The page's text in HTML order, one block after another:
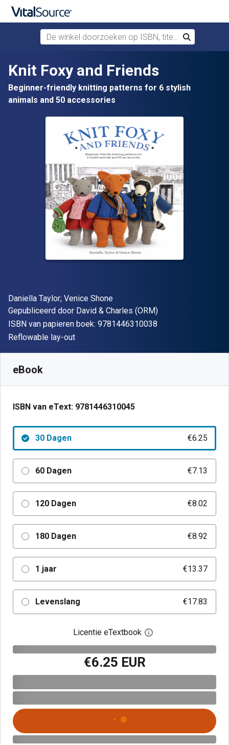
Verdergaan naar belangrijkste inhoud
De winkel doorzoeken op ISBN, titel of auteur
Zoek
Knit Foxy and Friends
Beginner-friendly knitting patterns for 6 stylish
animals and 50 accessories
Auteur(s)
Daniella Taylor; Venice Shone
Uitgever
Gepubliceerd door David & Charles (ORM)
ISBN van papieren boek: 9781446310038
Indeling
Reflowable lay-out
eBook
ISBN van eText: 9781446310045
30 Dagen €6.25
60 Dagen €7.13
120 Dagen €8.02
180 Dagen €8.92
1 jaar €13.37
Levenslang €17.83
Licentie eTextbook Open het
€6.25 EUR